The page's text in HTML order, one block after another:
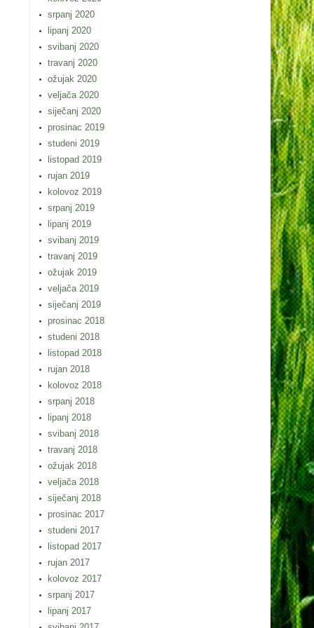
srpanj 2020
lipanj 2020
svibanj 2020
travanj 2020
ožujak 2020
veljača 2020
siječanj 2020
prosinac 2019
studeni 2019
listopad 2019
rujan 2019
kolovoz 2019
srpanj 2019
lipanj 2019
svibanj 2019
travanj 2019
ožujak 2019
veljača 2019
siječanj 2019
prosinac 2018
studeni 2018
listopad 2018
rujan 2018
kolovoz 2018
srpanj 2018
lipanj 2018
svibanj 2018
travanj 2018
ožujak 2018
veljača 2018
siječanj 2018
prosinac 2017
studeni 2017
listopad 2017
rujan 2017
kolovoz 2017
srpanj 2017
lipanj 2017